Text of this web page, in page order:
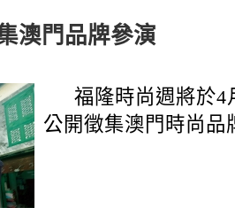
澳門品牌參演
福隆時尚週將於4
公開徵集澳門時尚